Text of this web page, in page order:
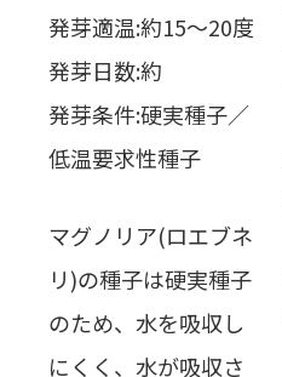
発芽適温:約15～20度
発芽日数:約
発芽条件:硬実種子／
低温要求性種子
マグノリア(ロエブネ
リ)の種子は硬実種子
のため、水を吸収し
にくく、水が吸収さ